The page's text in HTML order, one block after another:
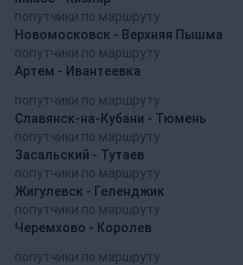
попутчики по маршруту
Новомосковск - Верхняя Пышма
попутчики по маршруту
Артем - Ивантеевка
попутчики по маршруту
Славянск-на-Кубани - Тюмень
попутчики по маршруту
Засальский - Тутаев
попутчики по маршруту
Жигулевск - Геленджик
попутчики по маршруту
Черемхово - Королев
попутчики по маршруту